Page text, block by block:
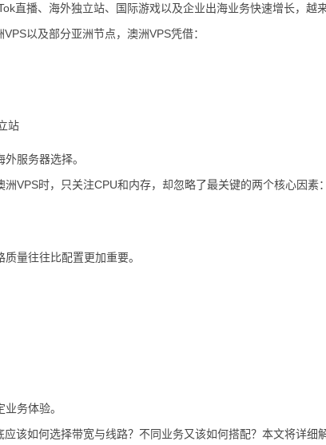
直播、海外独立站、国际游戏以及企业出海业务快速增长，越
以及部分亚洲节点，澳洲VPS凭借：
站
服务器选择。
VPS时，只关注CPU和内存，却忽略了最关键的两个核心因素：
量往往比配置更加重要。
务体验。
应该如何选择带宽与线路？不同业务又该如何搭配？本文将详细解